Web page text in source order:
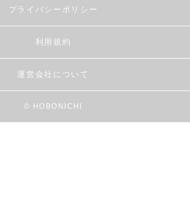
プライバシーポリシー
利用規約
運営会社について
© HOBONICHI